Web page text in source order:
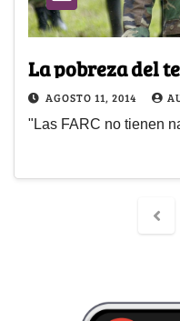
La pobreza del
AGOSTO 11, 2014
"Las FARC no tienen